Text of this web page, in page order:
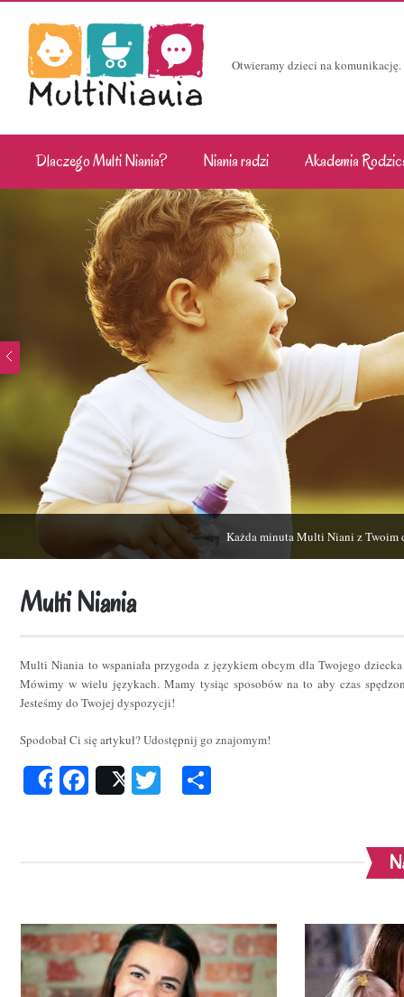
Otwieramy dzieci na
Dlaczego Multi Niania? Niania radzi Akademia
Każda minuta Multi Niani z Twoim
Multi Niania
Multi Niania to wspaniała przygoda z językiem obcym dla Twojego
Mówimy w wielu językach. Mamy tysiąc sposobów na to aby czas
Jesteśmy do Twojej dyspozycji!
Spodobał Ci się artykuł? Udostępnij go znajomym!
ShareFacebook
Post Twitter